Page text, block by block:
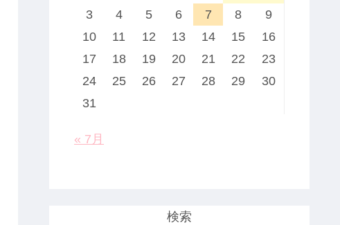
3
4 5 6 7 8
9
10
11 12 13 14 15
16
17
18 19 20 21 22
23
24
25 26 27 28 29
30
31
« 7月
検索